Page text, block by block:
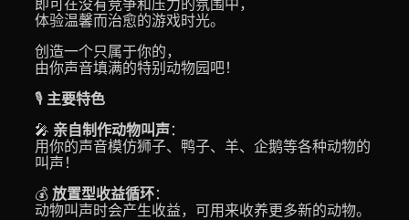
即可在没有竞争和压力的氛围中，
体验温馨而治愈的游戏时光。
创造一个只属于你的，
由你声音填满的特别动物园吧！
🎙️ 主要特色
🎤 亲自制作动物叫声：
用你的声音模仿狮子、鸭子、羊、企鹅等各种动物的
叫声！
💰 放置型收益循环：
动物叫声时会产生收益，可用来收养更多新的动物。